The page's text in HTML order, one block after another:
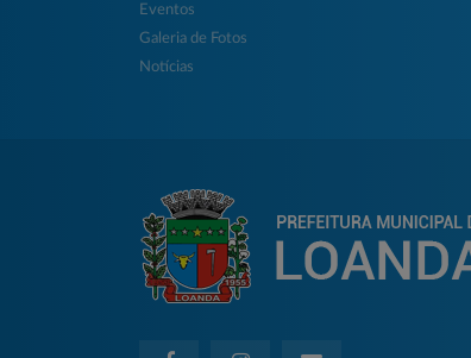
Eventos
Galeria de Fotos
Notícias